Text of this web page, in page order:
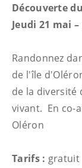
Découverte
Jeudi 21 mai
Randonnez
de l'île
de la diversité
vivant. En co-
Oléron
Tarifs : gratuit